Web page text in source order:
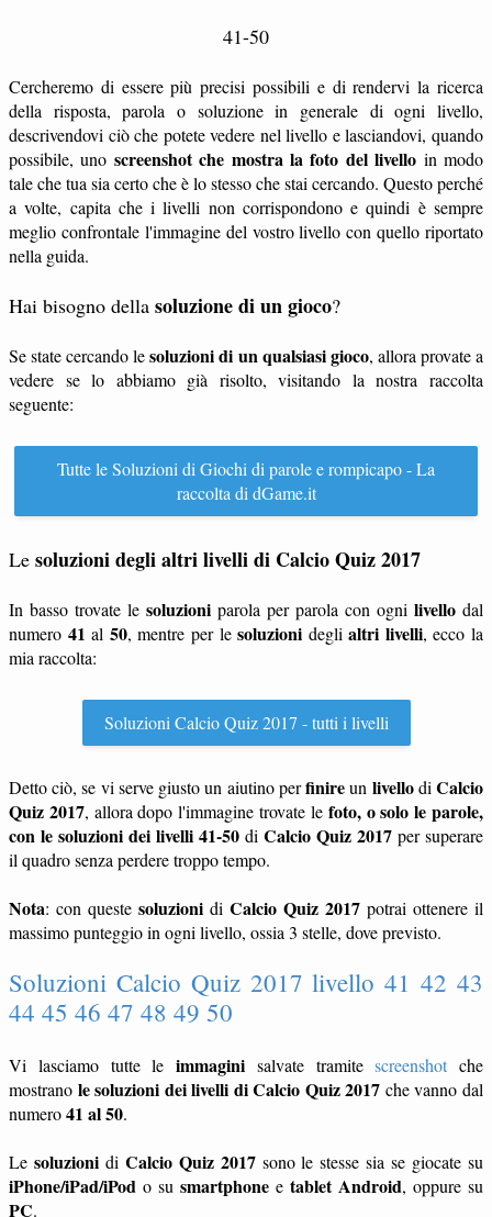
41-50
Cercheremo di essere più precisi possibili e di rendervi la ricerca
della risposta, parola o soluzione in generale di ogni livello,
descrivendovi ciò che potete vedere nel livello e lasciandovi, quando
possibile, uno screenshot che mostra la foto del livello in modo
tale che tua sia certo che è lo stesso che stai cercando. Questo perché
a volte, capita che i livelli non corrispondono e quindi è sempre
meglio confrontale l'immagine del vostro livello con quello riportato
nella guida.
Hai bisogno della soluzione di un gioco?
Se state cercando lesoluzioni di un qualsiasi gioco, allora provate a
vedere se lo abbiamo già risolto, visitando la nostra raccolta
seguente:
Tutte le Soluzioni di Giochi di parole e rompicapo - La
raccolta di dGame.it
Le soluzioni degli altri livelli di Calcio Quiz 2017
In basso trovate le soluzioni parola per parola con ogni livello dal
numero 41 al 50, mentre per lesoluzioni deglialtri livelli, ecco la
mia raccolta:
Soluzioni Calcio Quiz 2017 - tutti i livelli
Detto ciò, se vi serve giusto un aiutino perfinireun livellodiCalcio
Quiz 2017, allora dopo l'immagine trovate le foto, o solo le parole,
con le soluzioni dei livelli 41-50 di Calcio Quiz 2017 per superare
il quadro senza perdere troppo tempo.
Nota: con queste soluzioni di Calcio Quiz 2017 potrai ottenere il
massimo punteggio in ogni livello, ossia 3 stelle, dove previsto.
Soluzioni Calcio Quiz 2017 livello 41 42 43
44 45 46 47 48 49 50
Vi lasciamo tutte le immagini salvate tramitescreenshot che
mostrano le soluzioni dei livelli di Calcio Quiz 2017 che vanno dal
numero41 al 50.
Le soluzionidi Calcio Quiz 2017sono le stesse sia se giocate su
iPhone/iPad/iPod o su smartphone e tablet Android, oppure su
PC.